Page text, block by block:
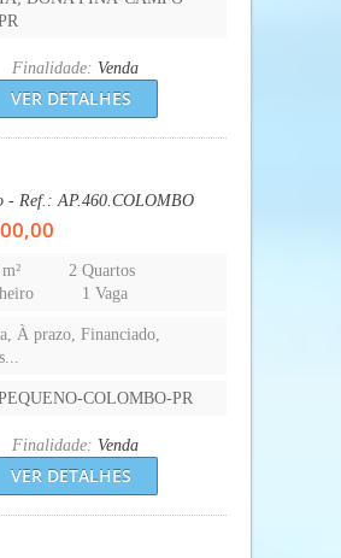
To
Finalidade: Venda
VER DETALHES
LARGO
3 Quartos
2 Vagas
À prazo, Financiado,
DONA FINA-CAMPO
Finalidade:Venda